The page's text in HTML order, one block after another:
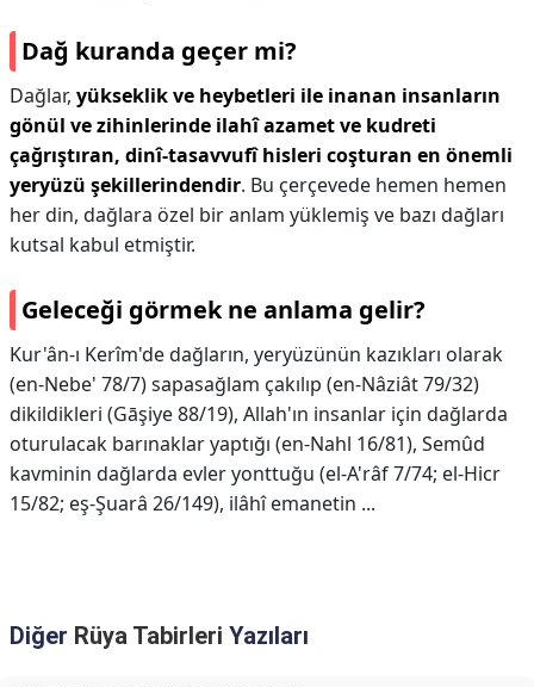
Dağ kuranda geçer mi?
Dağlar, yükseklik ve heybetleri ile inanan insanların
gönül ve zihinlerinde ilahî azamet ve kudreti
çağrıştıran, dinî-tasavvufî hisleri coşturan en önemli
yeryüzü şekillerindendir. Bu çerçevede hemen hemen
her din, dağlara özel bir anlam yüklemiş ve bazı dağları
kutsal kabul etmiştir.
Geleceği görmek ne anlama gelir?
Kur'ân-ı Kerîm'de dağların, yeryüzünün kazıkları olarak
(en-Nebe' 78/7) sapasağlam çakılıp (en-Nâziât 79/32)
dikildikleri (Gāşiye 88/19), Allah'ın insanlar için dağlarda
oturulacak barınaklar yaptığı (en-Nahl 16/81), Semûd
kavminin dağlarda evler yonttuğu (el-A'râf 7/74; el-Hicr
15/82; eş-Şuarâ 26/149), ilâhî emanetin ...
Diğer Rüya Tabirleri Yazıları